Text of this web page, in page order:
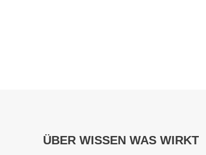
ÜBER WISSEN WAS WIRKT